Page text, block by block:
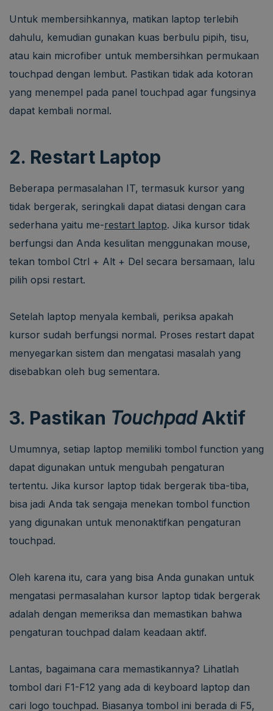
Untuk membersihkannya, matikan laptop terlebih
dahulu, kemudian gunakan kuas berbulu pipih, tisu,
atau kain microfiber untuk membersihkan permukaan
touchpad dengan lembut. Pastikan tidak ada kotoran
yang menempel pada panel touchpad agar fungsinya
dapat kembali normal.
2. Restart Laptop
Beberapa permasalahan IT, termasuk kursor yang
tidak bergerak, seringkali dapat diatasi dengan cara
sederhana yaitu me-restart laptop. Jika kursor tidak
berfungsi dan Anda kesulitan menggunakan mouse,
tekan tombol Ctrl + Alt + Del secara bersamaan, lalu
pilih opsi restart.
Setelah laptop menyala kembali, periksa apakah
kursor sudah berfungsi normal. Proses restart dapat
menyegarkan sistem dan mengatasi masalah yang
disebabkan oleh bug sementara.
3. Pastikan TouchpadAktif
Umumnya, setiap laptop memiliki tombol function yang
dapat digunakan untuk mengubah pengaturan
tertentu. Jika kursor laptop tidak bergerak tiba-tiba,
bisa jadi Anda tak sengaja menekan tombol function
yang digunakan untuk menonaktifkan pengaturan
touchpad.
Oleh karena itu, cara yang bisa Anda gunakan untuk
mengatasi permasalahan kursor laptop tidak bergerak
adalah dengan memeriksa dan memastikan bahwa
pengaturan touchpad dalam keadaan aktif.
Lantas, bagaimana cara memastikannya? Lihatlah
tombol dari F1-F12 yang ada di keyboard laptop dan
cari logo touchpad. Biasanya tombol ini berada di F5,